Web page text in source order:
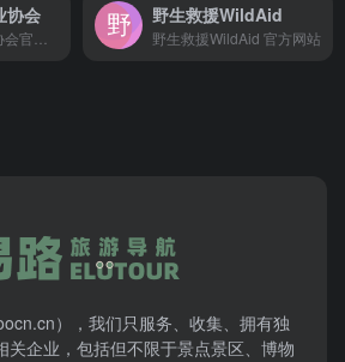
协会 野生救援WildAid
野生救援WildAid 官方网站
），我们只服务、收集、拥有独
关企业，包括但不限于景点景区、博物